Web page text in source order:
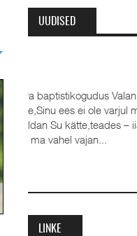
UUDISED
Detsember
koguduses
ja Rait Tõnnori (35),
abikaasad Külli ja
toimus samuti 1.